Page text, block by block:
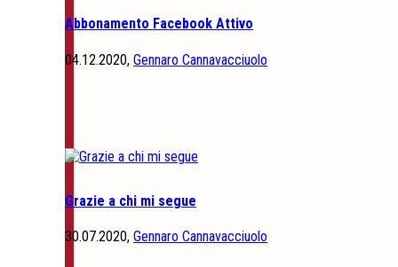
Abbonamento Facebook Attivo
04.12.2020, Gennaro Cannavacciuolo
Grazie a chi mi segue
30.07.2020, Gennaro Cannavacciuolo